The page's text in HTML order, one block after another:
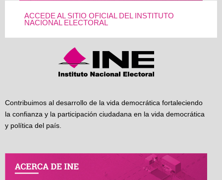
ACCEDE AL SITIO OFICIAL DEL INSTITUTO
NACIONAL ELECTORAL
Contribuimos al desarrollo de la vida democrática fortaleciendo
la confianza y la participación ciudadana en la vida democrática
y política del país.